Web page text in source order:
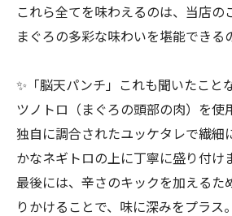
これら全てを味わえるのは、当店の
まぐろの多彩な味わいを堪能できる
✨「脳天パンチ」これも聞いたこと
ツノトロ（まぐろの頭部の肉）を使
独自に調合されたユッケタレで繊細
かなネギトロの上に丁寧に盛り付け
最後には、辛さのキックを加えるた
りかけることで、味に深みをプラス。